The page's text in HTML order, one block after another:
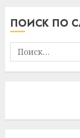
ПОИСК ПО
Найти: